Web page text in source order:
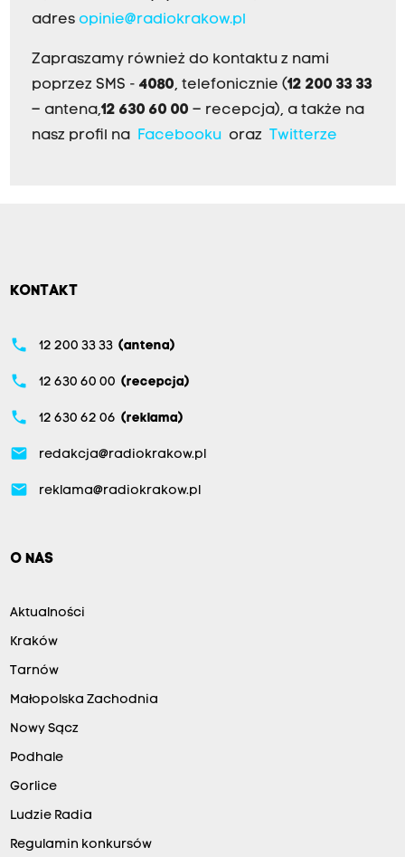
adres opinie@radiokrakow.pl
Zapraszamy również do kontaktu z nami
poprzez SMS - 4080, telefonicznie (12 200 33 33
– antena,12 630 60 00 – recepcja), a także na
nasz profil na Facebookuoraz Twitterze
KONTAKT
phone 12 200 33 33 (antena)
phone 12 630 60 00 (recepcja)
phone 12 630 62 06 (reklama)
email redakcja@radiokrakow.pl
email reklama@radiokrakow.pl
O NAS
Aktualności
Kraków
Tarnów
Małopolska Zachodnia
Nowy Sącz
Podhale
Gorlice
Ludzie Radia
Regulamin konkursów